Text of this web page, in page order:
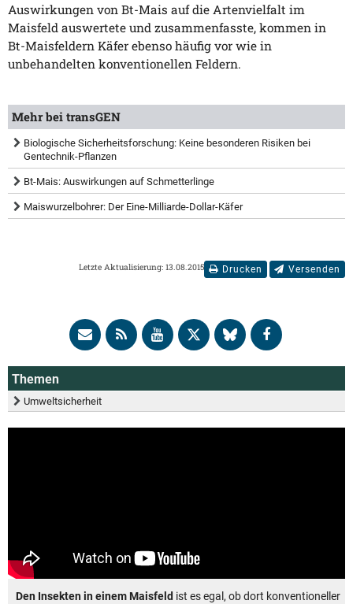
Auswirkungen von Bt-Mais auf die Artenvielfalt im
Maisfeld auswertete und zusammenfasste, kommen in
Bt-Maisfeldern Käfer ebenso häufig vor wie in
unbehandelten konventionellen Feldern.
Mehr bei transGEN
Biologische Sicherheitsforschung: Keine besonderen Risiken bei
Gentechnik-Pflanzen
Bt-Mais: Auswirkungen auf Schmetterlinge
Maiswurzelbohrer: Der Eine-Milliarde-Dollar-Käfer
Drucken Versenden
Letzte Aktualisierung: 13.08.2015
Themen
Umweltsicherheit
Den Insekten in einem Maisfeld ist es egal, ob dort konventioneller